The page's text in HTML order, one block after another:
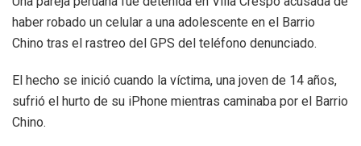
haber robado un celular a una adolescente en el Barrio
Chino tras el rastreo del GPS del teléfono denunciado.
El hecho se inició cuando la víctima, una joven de 14 años,
sufrió el hurto de su iPhone mientras caminaba por el Barrio
Chino.